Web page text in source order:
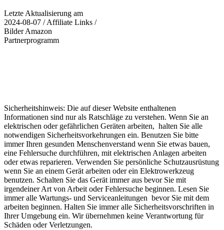
Letzte Aktualisierung am
2024-08-07 / Affiliate Links /
Bilder Amazon
Partnerprogramm
Sicherheitshinweis: Die auf dieser Website enthaltenen
Informationen sind nur als Ratschläge zu verstehen. Wenn Sie an
elektrischen oder gefährlichen Geräten arbeiten, halten Sie alle
notwendigen Sicherheitsvorkehrungen ein. Benutzen Sie bitte
immer Ihren gesunden Menschenverstand wenn Sie etwas bauen,
eine Fehlersuche durchführen, mit elektrischen Anlagen arbeiten
oder etwas reparieren. Verwenden Sie persönliche Schutzausrüstung
wenn Sie an einem Gerät arbeiten oder ein Elektrowerkzeug
benutzen. Schalten Sie das Gerät immer aus bevor Sie mit
irgendeiner Art von Arbeit oder Fehlersuche beginnen. Lesen Sie
immer alle Wartungs- und Serviceanleitungen bevor Sie mit dem
arbeiten beginnen. Halten Sie immer alle Sicherheitsvorschriften in
Ihrer Umgebung ein. Wir übernehmen keine Verantwortung für
Schäden oder Verletzungen.